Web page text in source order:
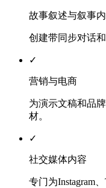
故事叙述与叙事
创建带同步对话
✓
营销与电商
为演示文稿和品
材。
✓
社交媒体内容
专门为Instagram